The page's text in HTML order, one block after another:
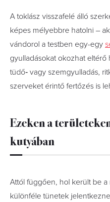
A toklász visszafelé álló
képes mélyebbre hatolni –
vándorol a testben egy-egy
gyulladásokat okozhat eltérő
tüdő‑ vagy szemgyulladás,
szerveket érintő fertőzés is
Ezeken a
kutyában
Attól függően, hol került be
különféle tünetek